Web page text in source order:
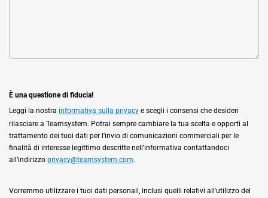
È una questione di fiducia!
Leggi la nostra informativa sulla privacy e scegli i consensi che desideri
rilasciare a Teamsystem. Potrai sempre cambiare la tua scelta e opporti al
trattamento dei tuoi dati per l'invio di comunicazioni commerciali per le
finalità di interesse legittimo descritte nell’informativa contattandoci
all’indirizzo privacy@teamsystem.com.
Vorremmo utilizzare i tuoi dati personali, inclusi quelli relativi all'utilizzo del